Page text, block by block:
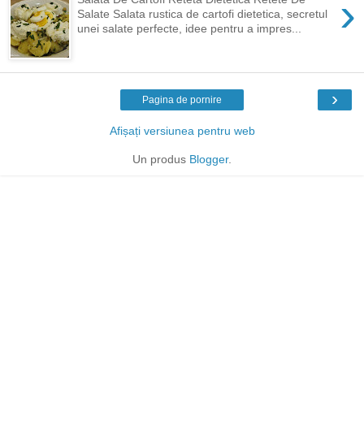
›
Salate Salata rustica de cartofi dietetica, secretul
unei salate perfecte, idee pentru a impres...
›
Pagina de pornire
Afișați versiunea pentru web
Un produs Blogger.